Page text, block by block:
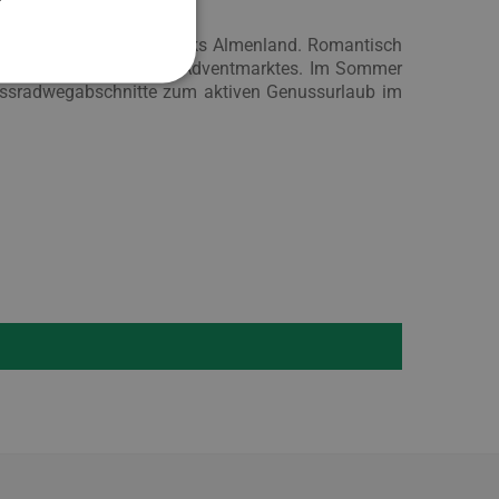
und des Naturparks Almenland. Romantisch
eines traditionellen Adventmarktes. Im Sommer
zum aktiven Genussurlaub im